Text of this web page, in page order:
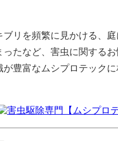
ブリを頻繁に見かける、
ったなど、害虫に関する
が豊富なムシプロテック
害虫駆除専門【ムシプロテ